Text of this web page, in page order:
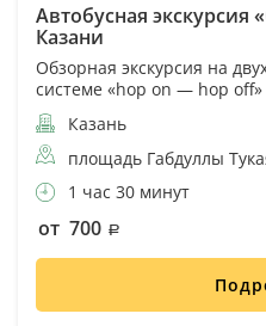
Автобусная экскурсия
Казани
Обзорная экскурсия на
системе «hop on — hop off»
Казань
площадь Габдуллы
1 час 30 минут
от 700